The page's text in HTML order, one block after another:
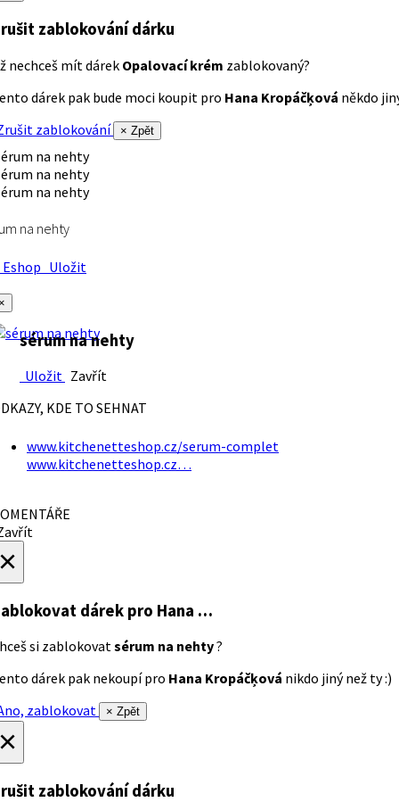
zablokování dárku
nechceš mít dárek Opalovací krém zablokovaný?
dárek pak bude moci koupit pro Hana Kropáčķová někdo
zablokování
× Zpět
na nehty
Uložit
sérum na nehty
Uložit Zavřít
KDE TO SEHNAT
www.kitchenetteshop.cz/serum-complet
www.kitchenetteshop.cz…
dárek pro Hana …
si zablokovatsérum na nehty?
dárek pak nekoupí pro Hana Kropáčķová nikdo jiný než ty :)
zablokovat
× Zpět
zablokování dárku